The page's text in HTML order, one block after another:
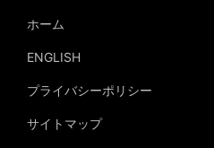
ホーム
ENGLISH
プライバシーポリシー
サイトマップ